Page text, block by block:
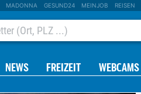
MADONNA GESUND24 MEINJOB REISEN
NEWS FREIZEIT WEBCAMS